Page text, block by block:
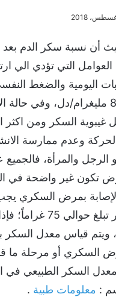
نسبة سكر الدم بعد
التي تؤدي الي
اليومية والضغط
معدل السكر الطبيعي قبل تناول اي وجبات او في
السكر ومن اكثر
وعدم ممارسة
الرجل والمرأة،
تكون غير واضحة في
بمرض السكري
قياس معدل السكر
على الإصابة بمرض السكري أو
السكر الطبيعي في
: معلومات طبية .